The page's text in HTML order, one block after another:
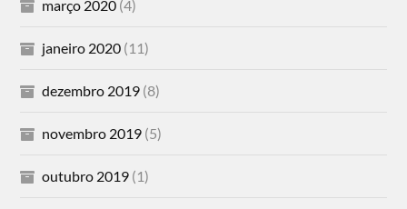
março 2020 (4)
janeiro 2020 (11)
dezembro 2019 (8)
novembro 2019 (5)
outubro 2019 (1)